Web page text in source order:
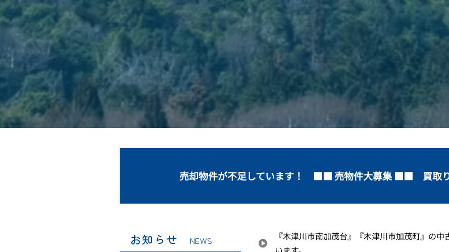
売却物件が不足しています！ ■■ 売物件大募集 ■■ 買取り
お知らせ NEWS
『木津川市南加茂台』『木津川市加茂町』の